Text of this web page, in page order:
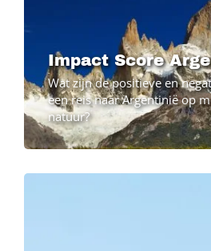
Impact Score
Wat zijn de positieve en
een reis naar Argentinië op
natuur?